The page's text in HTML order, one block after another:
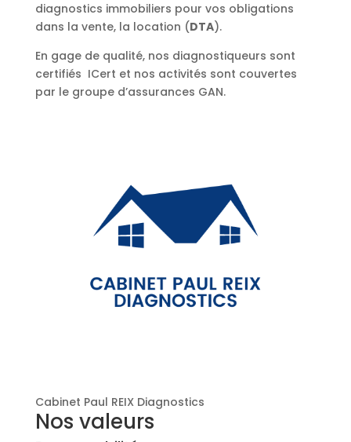
diagnostics immobiliers pour vos obligations
dans la vente, la location (DTA).
En gage de qualité, nos diagnostiqueurs sont
certifiés ICert et nos activités sont couvertes
par le groupe d’assurances GAN.
Cabinet Paul REIX Diagnostics
Nos valeurs